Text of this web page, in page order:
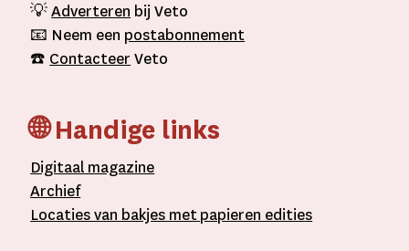
💡Adverteren bij Veto
📧 Neem een postabonnement
☎️ Contacteer Veto
🌐 Handige links
Digitaal magazine
Archief
Locaties van bakjes metpapieren edities